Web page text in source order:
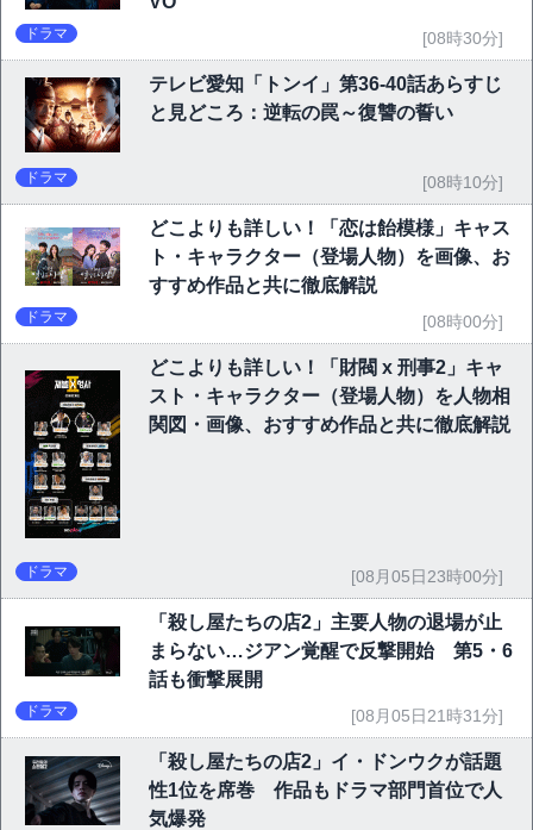
ドラマ [08時30分]
テレビ愛知「トンイ」第36-40話あらすじ
と見どころ：逆転の罠～復讐の誓い
ドラマ [08時10分]
どこよりも詳しい！「恋は飴模様」キャス
ト・キャラクター（登場人物）を画像、お
すすめ作品と共に徹底解説
ドラマ [08時00分]
どこよりも詳しい！「財閥 x 刑事2」キャ
スト・キャラクター（登場人物）を人物相
関図・画像、おすすめ作品と共に徹底解説
ドラマ [08月05日23時00分]
「殺し屋たちの店2」主要人物の退場が止
まらない…ジアン覚醒で反撃開始 第5・6
話も衝撃展開
ドラマ [08月05日21時31分]
「殺し屋たちの店2」イ・ドンウクが話題
性1位を席巻 作品もドラマ部門首位で人
気爆発